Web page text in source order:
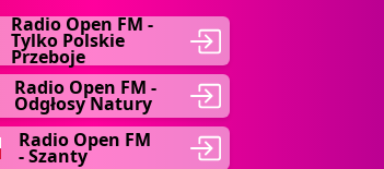
Radio Open FM -
Tylko Polskie
Przeboje
Radio Open FM -
Odgłosy Natury
Radio Open FM
- Szanty